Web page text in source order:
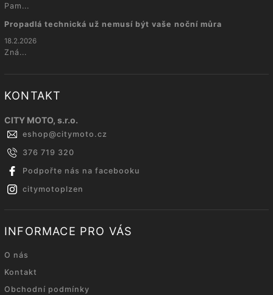
Pam...
Propadlá technická už nemusí být vaše noční můra
18.2.2026
Zná...
KONTAKT
CITY MOTO, s.r.o.
eshop@citymoto.cz
376 719 320
Podpořte nás na facebooku
citymotoplzen
INFORMACE PRO VÁS
O nás
Kontakt
Obchodní podmínky